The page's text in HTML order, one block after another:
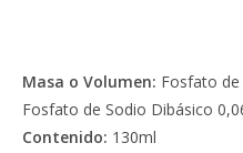
Masa o Volumen: Fosfato
Fosfato de Sodio Dibásico
Contenido: 130ml